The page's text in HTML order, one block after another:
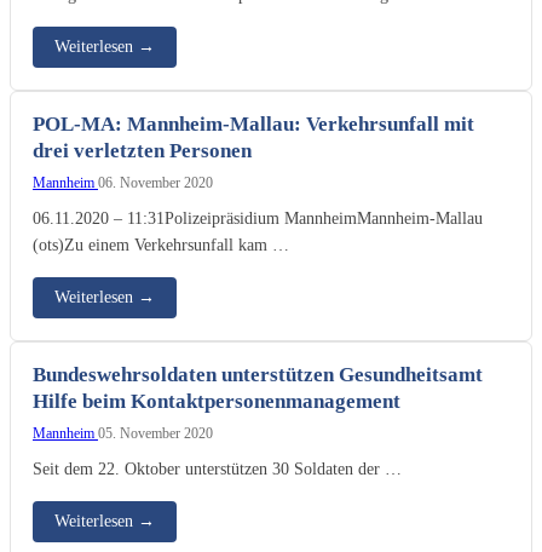
Weiterlesen →
POL-MA: Mannheim-Mallau: Verkehrsunfall mit
drei verletzten Personen
Mannheim 06. November 2020
06.11.2020 – 11:31Polizeipräsidium MannheimMannheim-Mallau
(ots)Zu einem Verkehrsunfall kam …
Weiterlesen →
Bundeswehrsoldaten unterstützen Gesundheitsamt
Hilfe beim Kontaktpersonenmanagement
Mannheim 05. November 2020
Seit dem 22. Oktober unterstützen 30 Soldaten der …
Weiterlesen →